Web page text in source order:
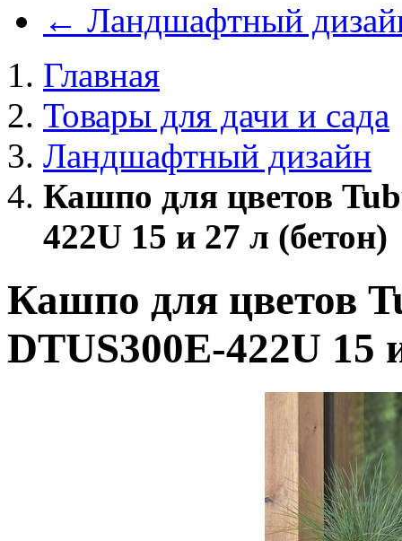
← Ландшафтный
Главная
Товары для дачи и сада
Ландшафтный дизайн
Кашпо для цветов
422U 15 и 27 л (бетон)
Кашпо для цветов
DTUS300E-422U 15